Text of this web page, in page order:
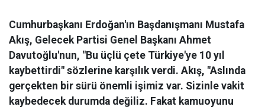
Cumhurbaşkanı Erdoğan'ın Başdanışmanı Mustafa
Akış, Gelecek Partisi Genel Başkanı Ahmet
Davutoğlu'nun, "Bu üçlü çete Türkiye'ye 10 yıl
kaybettirdi" sözlerine karşılık verdi. Akış, "Aslında
gerçekten bir sürü önemli işimiz var. Sizinle vakit
kaybedecek durumda değiliz. Fakat kamuoyunu